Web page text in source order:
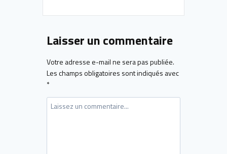
Laisser un commentaire
Votre adresse e-mail ne sera pas publiée.
Les champs obligatoires sont indiqués avec
*